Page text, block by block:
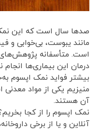
صدها سال است که این
مانند یبوست، بی‌خوابی و
است. متأسفانه پژوهش‌های
درمان این بیماری‌ها
بیشتر فواید نمک اپسوم
منیزیم یکی از مواد
آن هستند.
نمک اپسوم را از کجا
آنلاین و یا از برخی